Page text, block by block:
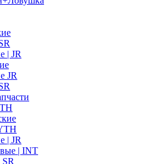
| JR
JR
| JR
| INT